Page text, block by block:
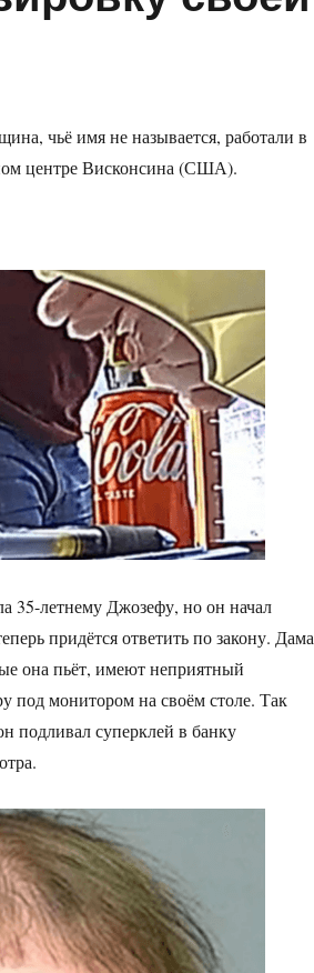
чьё имя не называется, работали в
центре Висконсина (США).
35-летнему Джозефу, но он начал
придётся ответить по закону. Дама
она пьёт, имеют неприятный
под монитором на своём столе. Так
подливал суперклей в банку